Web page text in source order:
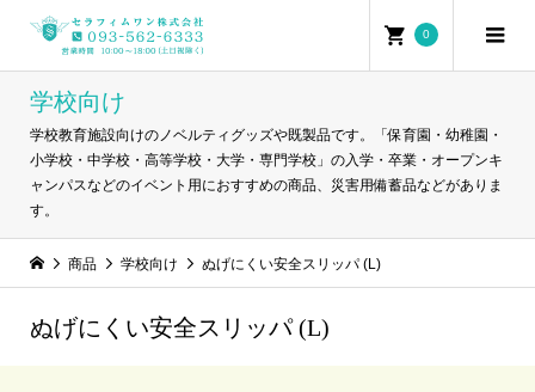
0
学校向け
学校教育施設向けのノベルティグッズや既製品です。「保育園・幼稚園・
小学校・中学校・高等学校・大学・専門学校」の入学・卒業・オープンキ
ャンパスなどのイベント用におすすめの商品、災害用備蓄品などがありま
す。
商品 学校向け ぬげにくい安全スリッパ (L)
ぬげにくい安全スリッパ (L)